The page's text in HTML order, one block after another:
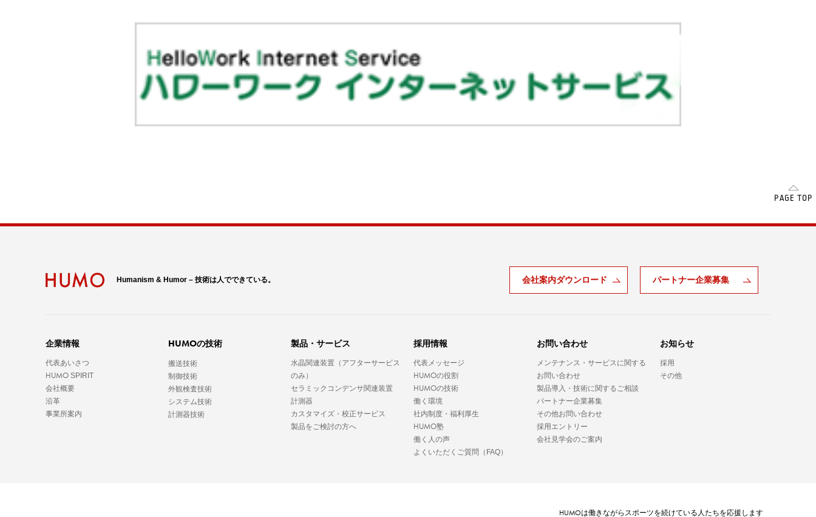
PAGE TOP
Humanism & Humor – 技術は人でできている。 会社案内ダウンロード パートナー企業募集
企業情報
代表あいさつ
HUMOSPIRIT
会社概要
沿革
事業所案内
HUMOの技術
搬送技術
制御技術
外観検査技術
システム技術
計測器技術
製品・サービス
水晶関連装置（アフターサービス
のみ）
セラミックコンデンサ関連装置
計測器
カスタマイズ・校正サービス
製品をご検討の方へ
採用情報
代表メッセージ
HUMOの役割
HUMOの技術
働く環境
社内制度・福利厚生
HUMO塾
働く人の声
よくいただくご質問（FAQ）
お問い合わせ
メンテナンス・サービスに関する
お問い合わせ
製品導入・技術に関するご相談
パートナー企業募集
その他お問い合わせ
採用エントリー
会社見学会のご案内
お知らせ
採用
その他
HUMOは働きながらスポーツを続けている人たちを応援します